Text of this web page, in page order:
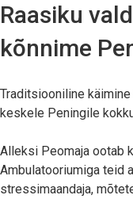
Raasiku
kõnnime
Traditsiooniline
keskele Peningile
Alleksi Peomaja ootab
Ambulatooriumiga teid
stressimaandaja,